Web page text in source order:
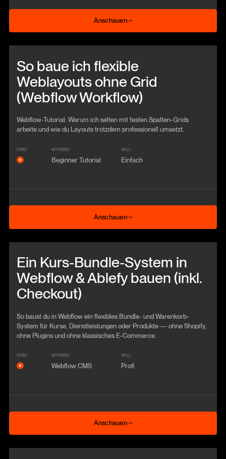
Anschauen
Anschauen
So baue ich flexible
Weblayouts ohne Grid
(Webflow Workflow)
Webflow-Tutorial: Warum ich selten mit festen Spalten-Grids
arbeite und wie du Layouts trotzdem professionell umsetzt.
VIDEO KATEGORIE
Beginner Tutorial
SKILL
Einfach
Anschauen
Anschauen
Ein Kurs-Bundle-System in
Webflow & Ablefy bauen (inkl.
Checkout)
So baust du in Webflow ein flexibles Bundle- und Warenkorb-
System für Kurse, Dienstleistungen oder Produkte — ohne Shopify,
ohne Plugins und ohne klassisches E-Commerce.
VIDEO KATEGORIE
Webflow CMS
SKILL
Profi
Anschauen
Anschauen